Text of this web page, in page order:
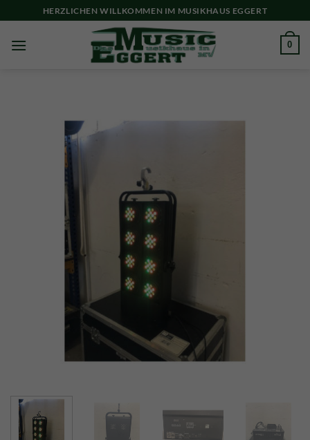
to
content
HERZLICHEN WILLKOMMEN IM MUSIKHAUS EGGERT
0